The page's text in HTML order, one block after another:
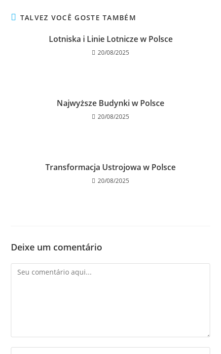
TALVEZ VOCÊ GOSTE TAMBÉM
Lotniska i Linie Lotnicze w Polsce
20/08/2025
Najwyższe Budynki w Polsce
20/08/2025
Transformacja Ustrojowa w Polsce
20/08/2025
Deixe um comentário